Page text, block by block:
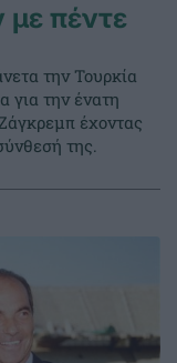
με πέντε
την Τουρκία
για την ένατη
έχοντας
της.